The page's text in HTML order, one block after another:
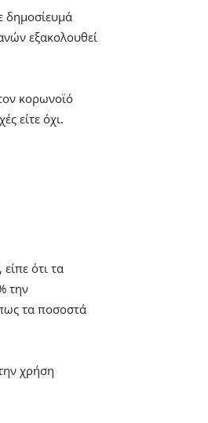
δημοσίευμά
εξακολουθεί
κορωνοϊό
είτε όχι.
ότι τα
την
τα ποσοστά
χρήση